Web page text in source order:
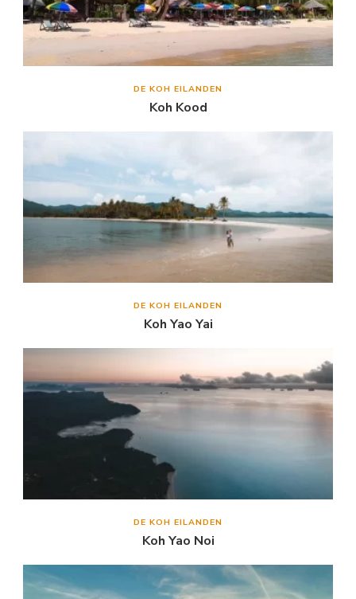
DE KOH EILANDEN
Koh Kood
DE KOH EILANDEN
Koh Yao Yai
DE KOH EILANDEN
Koh Yao Noi